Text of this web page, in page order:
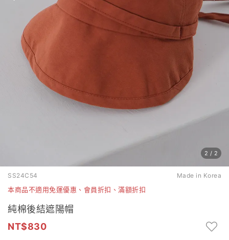
2 / 2
SS24C54 Made in Korea
本商品不適用免運優惠、會員折扣、滿額折扣
純棉後結遮陽帽
830